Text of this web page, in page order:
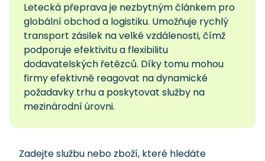
Letecká přeprava je nezbytným článkem pro
globální obchod a logistiku. Umožňuje rychlý
transport zásilek na velké vzdálenosti, čímž
podporuje efektivitu a flexibilitu
dodavatelských řetězců. Díky tomu mohou
firmy efektivně reagovat na dynamické
požadavky trhu a poskytovat služby na
mezinárodní úrovni.
Zadejte službu nebo zboží, které hledáte